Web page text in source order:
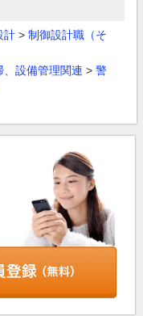
計 > 制御設計職（そ
、設備管理関連 > 警